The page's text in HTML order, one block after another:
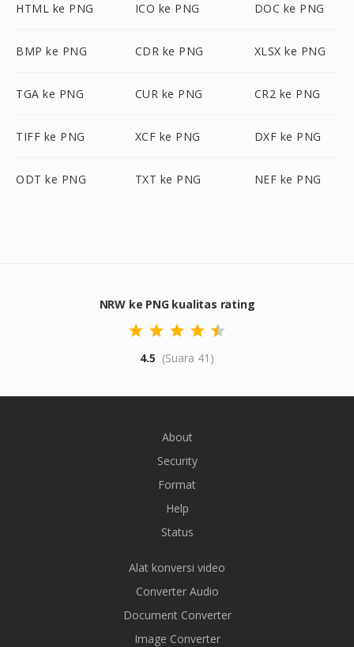
HTML ke PNG ICO ke PNG DOC ke PNG
BMP ke PNG CDR ke PNG XLSX ke PNG
TGA ke PNG CUR ke PNG CR2 ke PNG
TIFF ke PNG XCF ke PNG DXF ke PNG
ODT ke PNG TXT ke PNG NEF ke PNG
NRW ke PNG kualitas rating
4.5 (Suara 41)
About
Security
Format
Help
Status
Alat konversi video
Converter Audio
Document Converter
Image Converter